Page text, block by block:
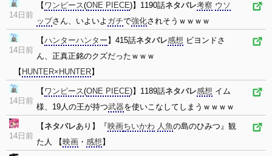
14日前
【 ワンピース(ONE PIECE)】1190話ネタバレ考察 ウソ
ップさん、いよいよ ガチで強化されそうｗｗｗｗ
14日前
【ハンターハンター 】415話ネタバレ感想 ビヨンドさ
ん、正真正銘のクズだったｗｗｗ
【 HUNTER×HUNTER】
14日前
【 ワンピース(ONE PIECE)】1189話ネタバレ感想 イム
様、19人の王が持つ武器を使いこなしてしまうｗｗｗｗ
14日前
【ネタバレあり】『映画ちいかわ 人魚の島のひみつ』観
た人 【映画 ・ 感想 】